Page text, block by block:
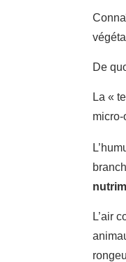
De
La «
L’air